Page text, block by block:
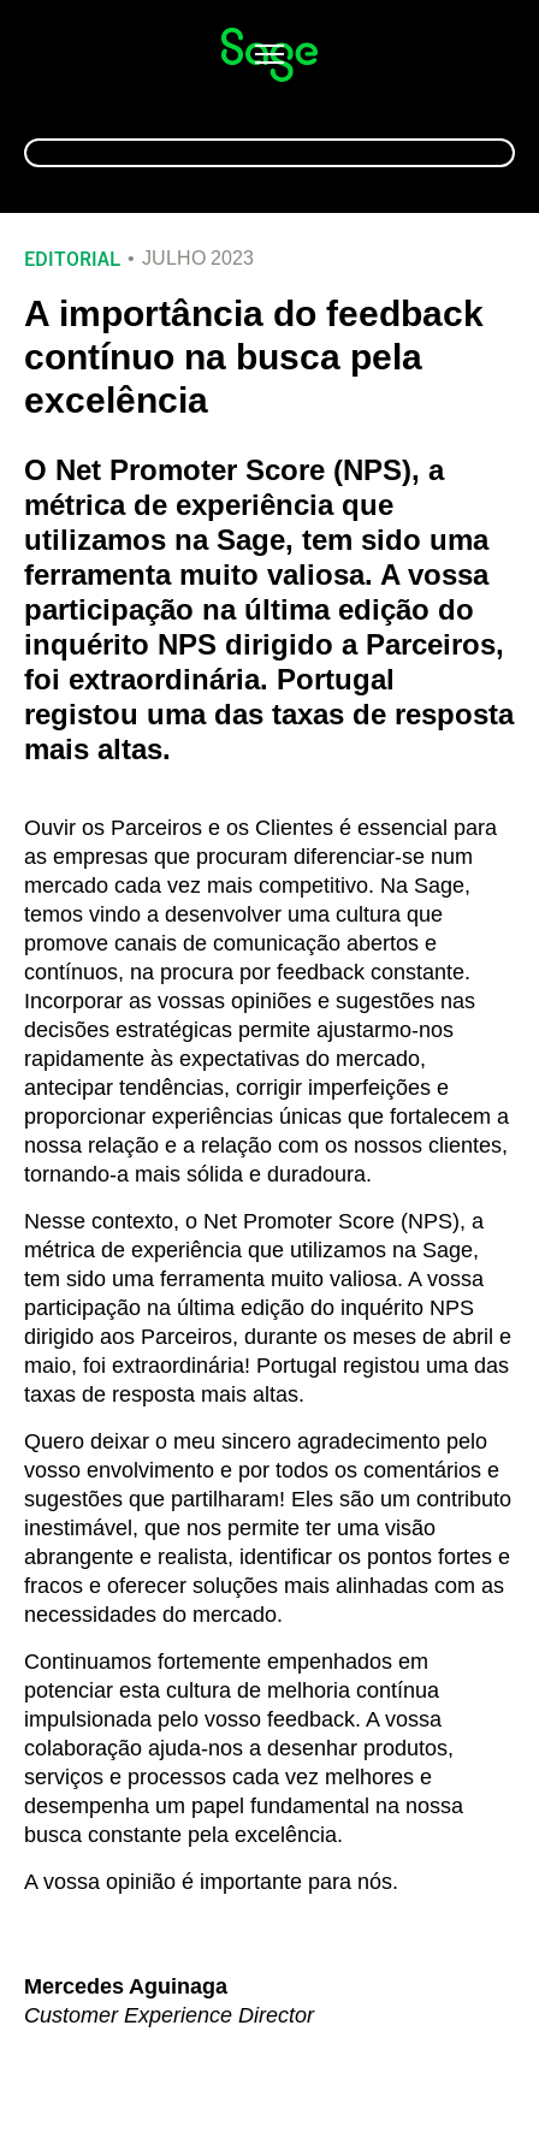
Alternar
navegação
EDITORIAL JULHO 2023
A importância do feedback
contínuo na busca pela
excelência
O Net Promoter Score (NPS), a
métrica de experiência que
utilizamos na Sage, tem sido uma
ferramenta muito valiosa. A vossa
participação na última edição do
inquérito NPS dirigido a Parceiros,
foi extraordinária. Portugal
registou uma das taxas de resposta
mais altas.
Ouvir os Parceiros e os Clientes é essencial para
as empresas que procuram diferenciar-se num
mercado cada vez mais competitivo. Na Sage,
temos vindo a desenvolver uma cultura que
promove canais de comunicação abertos e
contínuos, na procura por feedback constante.
Incorporar as vossas opiniões e sugestões nas
decisões estratégicas permite ajustarmo-nos
rapidamente às expectativas do mercado,
antecipar tendências, corrigir imperfeições e
proporcionar experiências únicas que fortalecem a
nossa relação e a relação com os nossos clientes,
tornando-a mais sólida e duradoura.
Nesse contexto, o Net Promoter Score (NPS), a
métrica de experiência que utilizamos na Sage,
tem sido uma ferramenta muito valiosa. A vossa
participação na última edição do inquérito NPS
dirigido aos Parceiros, durante os meses de abril e
maio, foi extraordinária! Portugal registou uma das
taxas de resposta mais altas.
Quero deixar o meu sincero agradecimento pelo
vosso envolvimento e por todos os comentários e
sugestões que partilharam! Eles são um contributo
inestimável, que nos permite ter uma visão
abrangente e realista, identificar os pontos fortes e
fracos e oferecer soluções mais alinhadas com as
necessidades do mercado.
Continuamos fortemente empenhados em
potenciar esta cultura de melhoria contínua
impulsionada pelo vosso feedback. A vossa
colaboração ajuda-nos a desenhar produtos,
serviços e processos cada vez melhores e
desempenha um papel fundamental na nossa
busca constante pela excelência.
A vossa opinião é importante para nós.
Mercedes Aguinaga
Customer Experience Director